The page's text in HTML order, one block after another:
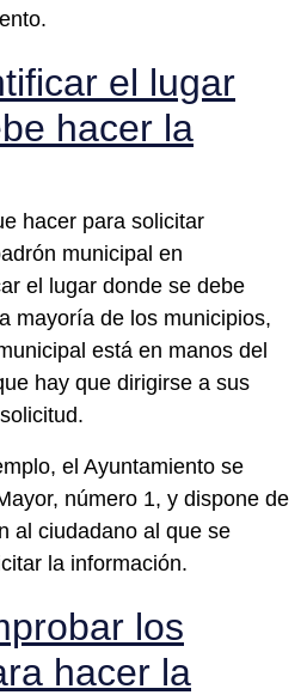
el lugar
hacer la
hacer para solicitar
municipal en
el lugar donde se debe
mayoría de los municipios,
está en manos del
hay que dirigirse a sus
el Ayuntamiento se
número 1, y dispone de
al ciudadano al que se
la información.
los
hacer la